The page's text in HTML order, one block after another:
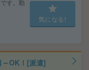
す。勤
気になる!
～OK！[派遣]